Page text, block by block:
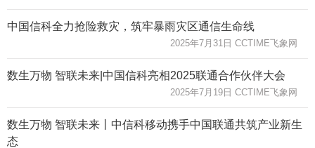
中国信科全力抢险救灾，筑牢暴雨灾区通信生命线
2025年7月31日 CCTIME飞象网
数生万物 智联未来|中国信科亮相2025联通合作伙伴大会
2025年7月19日 CCTIME飞象网
数生万物 智联未来丨中信科移动携手中国联通共筑产业新生
态